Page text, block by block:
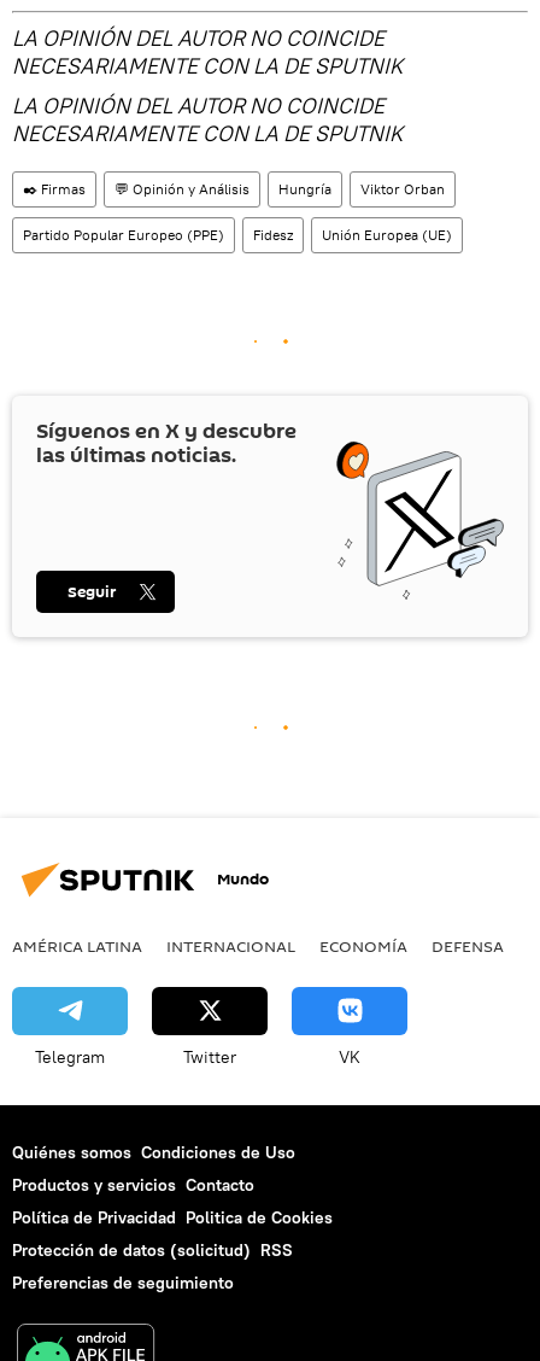
LA OPINIÓN DEL AUTOR NO COINCIDE
NECESARIAMENTE CON LA DE SPUTNIK
LA OPINIÓN DEL AUTOR NO COINCIDE
NECESARIAMENTE CON LA DE SPUTNIK
✒️ Firmas 💬 Opinión y Análisis Hungría Viktor Orban
Partido Popular Europeo (PPE) Fidesz Unión Europea (UE)
Síguenos en X y descubre
las últimas noticias.
Seguir
Mundo
AMÉRICA LATINA INTERNACIONAL ECONOMÍA DEFENSA
Telegram Twitter VK
Quiénes somos Condiciones de Uso
Productos y servicios Contacto
Política de Privacidad Politica de Cookies
Protección de datos (solicitud) RSS
Preferencias de seguimiento